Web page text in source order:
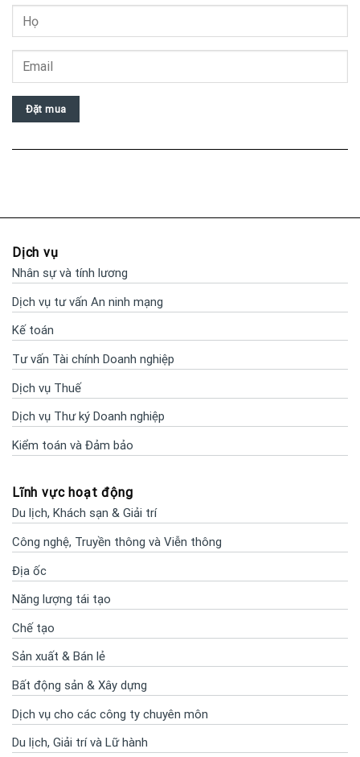
Đặt mua
Dịch vụ
Nhân sự và tính lương
Dịch vụ tư vấn An ninh mạng
Kế toán
Tư vấn Tài chính Doanh nghiệp
Dịch vụ Thuế
Dịch vụ Thư ký Doanh nghiệp
Kiểm toán và Đảm bảo
Lĩnh vực hoạt động
Du lịch, Khách sạn & Giải trí
Công nghệ, Truyền thông và Viễn thông
Địa ốc
Năng lượng tái tạo
Chế tạo
Sản xuất & Bán lẻ
Bất động sản & Xây dựng
Dịch vụ cho các công ty chuyên môn
Du lịch, Giải trí và Lữ hành